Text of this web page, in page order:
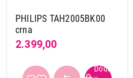
PHILIPS TAH2005BK00
crna
2.399,00